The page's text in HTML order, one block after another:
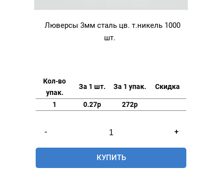
Люверсы 3мм сталь цв. т.никель 1000
шт.
Кол-во
упак.
За 1 шт. За 1 упак. Скидка
1 0.27р 272р
-
товара
Люверсы
3мм
+
КУПИТЬ